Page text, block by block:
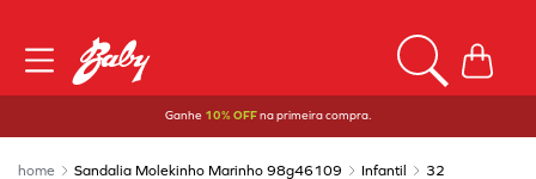
Ganhe 10% OFFna primeira compra.
Sandalia Molekinho Marinho 98g46109 Infantil 32